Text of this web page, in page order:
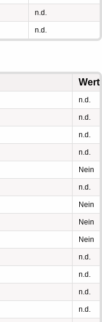
n.d.
n.d.
Wert
n.d.
n.d.
n.d.
n.d.
Nein
n.d.
Nein
Nein
Nein
n.d.
n.d.
n.d.
n.d.